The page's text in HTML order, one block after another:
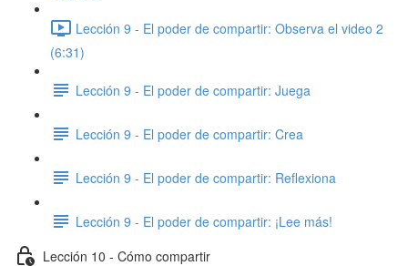
Lección 9 - El poder de compartir: Observa el video 2
(6:31)
Lección 9 - El poder de compartir: Juega
Lección 9 - El poder de compartir: Crea
Lección 9 - El poder de compartir: Reflexiona
Lección 9 - El poder de compartir: ​¡Lee más!
Lección 10 - Cómo compartir